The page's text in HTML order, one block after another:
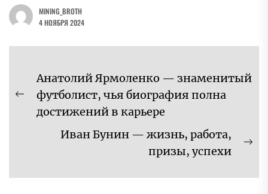
MINING_BROTH
4 НОЯБРЯ 2024
Навигация
по
записям
Предыдущая
запись:
Анатолий Ярмоленко — знаменитый
футболист, чья биография полна
достижений в карьере
Иван Бунин — жизнь, работа,
призы, успехи